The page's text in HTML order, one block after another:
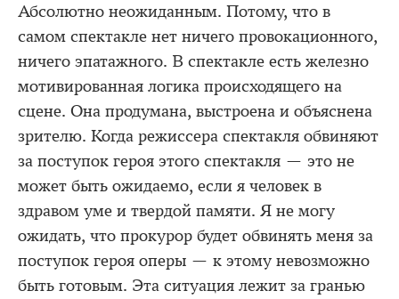
Абсолютно неожиданным. Потому, что в
самом спектакле нет ничего провокационного,
ничего эпатажного. В спектакле есть железно
мотивированная логика происходящего на
сцене. Она продумана, выстроена и объяснена
зрителю. Когда режиссера спектакля обвиняют
за поступок героя этого спектакля — это не
может быть ожидаемо, если я человек в
здравом уме и твердой памяти. Я не могу
ожидать, что прокурор будет обвинять меня за
поступок героя оперы — к этому невозможно
быть готовым. Эта ситуация лежит за гранью